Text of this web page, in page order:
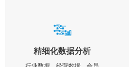
精细化数据分析